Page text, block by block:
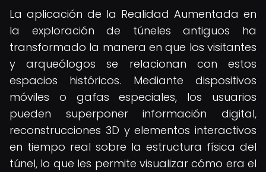
La aplicación de la Realidad Aumentada en
la exploración de túneles antiguos ha
transformado la manera en que los visitantes
y arqueólogos se relacionan con estos
espacios históricos. Mediante dispositivos
móviles o gafas especiales, los usuarios
pueden superponer información digital,
reconstrucciones 3D y elementos interactivos
en tiempo real sobre la estructura física del
túnel, lo que les permite visualizar cómo era el